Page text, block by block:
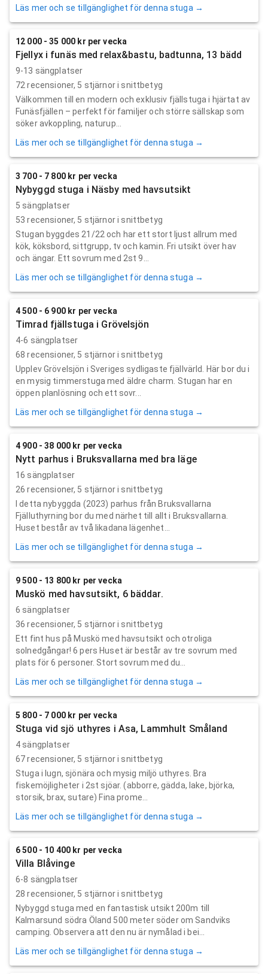
Läs mer och se tillgänglighet för denna stuga →
12 000 - 35 000 kr per vecka
Fjellyx i funäs med relax&bastu, badtunna, 13 bädd
9-13 sängplatser
72 recensioner, 5 stjärnor i snittbetyg
Välkommen till en modern och exklusiv fjällstuga i hjärtat av
Funäsfjällen – perfekt för familjer och större sällskap som
söker avkoppling, naturup...
Läs mer och se tillgänglighet för denna stuga →
3 700 - 7 800 kr per vecka
Nybyggd stuga i Näsby med havsutsikt
5 sängplatser
53 recensioner, 5 stjärnor i snittbetyg
Stugan byggdes 21/22 och har ett stort ljust allrum med
kök, köksbord, sittgrupp, tv och kamin. Fri utsikt över hav
och ängar. Ett sovrum med 2st 9...
Läs mer och se tillgänglighet för denna stuga →
4 500 - 6 900 kr per vecka
Timrad fjällstuga i Grövelsjön
4-6 sängplatser
68 recensioner, 5 stjärnor i snittbetyg
Upplev Grövelsjön i Sveriges sydligaste fjällvärld. Här bor du i
en mysig timmerstuga med äldre charm. Stugan har en
öppen planlösning och ett sovr...
Läs mer och se tillgänglighet för denna stuga →
4 900 - 38 000 kr per vecka
Nytt parhus i Bruksvallarna med bra läge
16 sängplatser
26 recensioner, 5 stjärnor i snittbetyg
I detta nybyggda (2023) parhus från Bruksvallarna
Fjälluthyrning bor du med närhet till allt i Bruksvallarna.
Huset består av två likadana lägenhet...
Läs mer och se tillgänglighet för denna stuga →
9 500 - 13 800 kr per vecka
Muskö med havsutsikt, 6 bäddar.
6 sängplatser
36 recensioner, 5 stjärnor i snittbetyg
Ett fint hus på Muskö med havsutsikt och otroliga
solnedgångar! 6 pers Huset är består av tre sovrum med
plats för 6 personer. Stort sovrum med du...
Läs mer och se tillgänglighet för denna stuga →
5 800 - 7 000 kr per vecka
Stuga vid sjö uthyres i Asa, Lammhult Småland
4 sängplatser
67recensioner, 5 stjärnor i snittbetyg
Stuga i lugn, sjönära och mysig miljö uthyres. Bra
fiskemöjligheter i 2st sjöar. (abborre, gädda, lake, björka,
storsik, brax, sutare) Fina prome...
Läs mer och se tillgänglighet för denna stuga →
6 500 - 10 400 kr per vecka
Villa Blåvinge
6-8 sängplatser
28 recensioner, 5 stjärnor i snittbetyg
Nybyggd stuga med en fantastisk utsikt 200m till
Kalmarsund södra Öland 500 meter söder om Sandviks
camping. Observera att den nu är nymålad i bei...
Läs mer och se tillgänglighet för denna stuga →